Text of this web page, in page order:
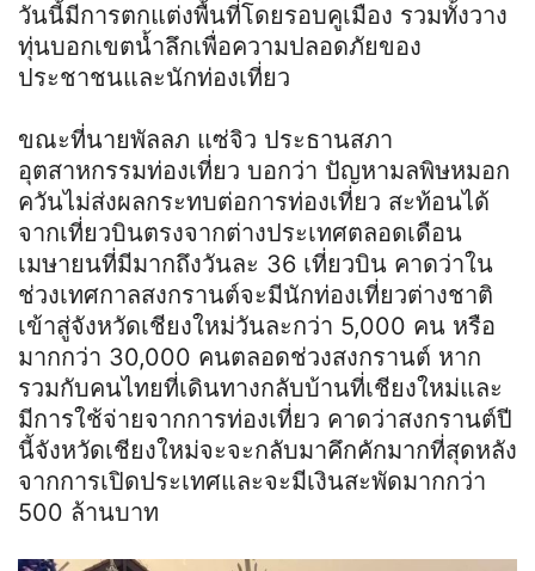
วันนี้มีการตกแต่งพื้นที่โดยรอบคูเมือง รวมทั้งวาง
ทุ่นบอกเขตน้ำลึกเพื่อความปลอดภัยของ
ประชาชนและนักท่องเที่ยว
ขณะที่นายพัลลภ แซ่จิว ประธานสภา
อุตสาหกรรมท่องเที่ยว บอกว่า ปัญหามลพิษหมอก
ควันไม่ส่งผลกระทบต่อการท่องเที่ยว สะท้อนได้
จากเที่ยวบินตรงจากต่างประเทศตลอดเดือน
เมษายนที่มีมากถึงวันละ 36 เที่ยวบิน คาดว่าใน
ช่วงเทศกาลสงกรานต์จะมีนักท่องเที่ยวต่างชาติ
เข้าสู่จังหวัดเชียงใหม่วันละกว่า 5,000 คน หรือ
มากกว่า 30,000 คนตลอดช่วงสงกรานต์ หาก
รวมกับคนไทยที่เดินทางกลับบ้านที่เชียงใหม่และ
มีการใช้จ่ายจากการท่องเที่ยว คาดว่าสงกรานต์ปี
นี้จังหวัดเชียงใหม่จะจะกลับมาคึกคักมากที่สุดหลัง
จากการเปิดประเทศและจะมีเงินสะพัดมากกว่า
500 ล้านบาท